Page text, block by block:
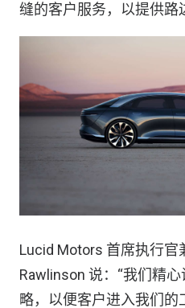
缝的客户服务，以提供路
Lucid Motors 首席执行官
Rawlinson 说：“我们精
略，以便客户进入我们